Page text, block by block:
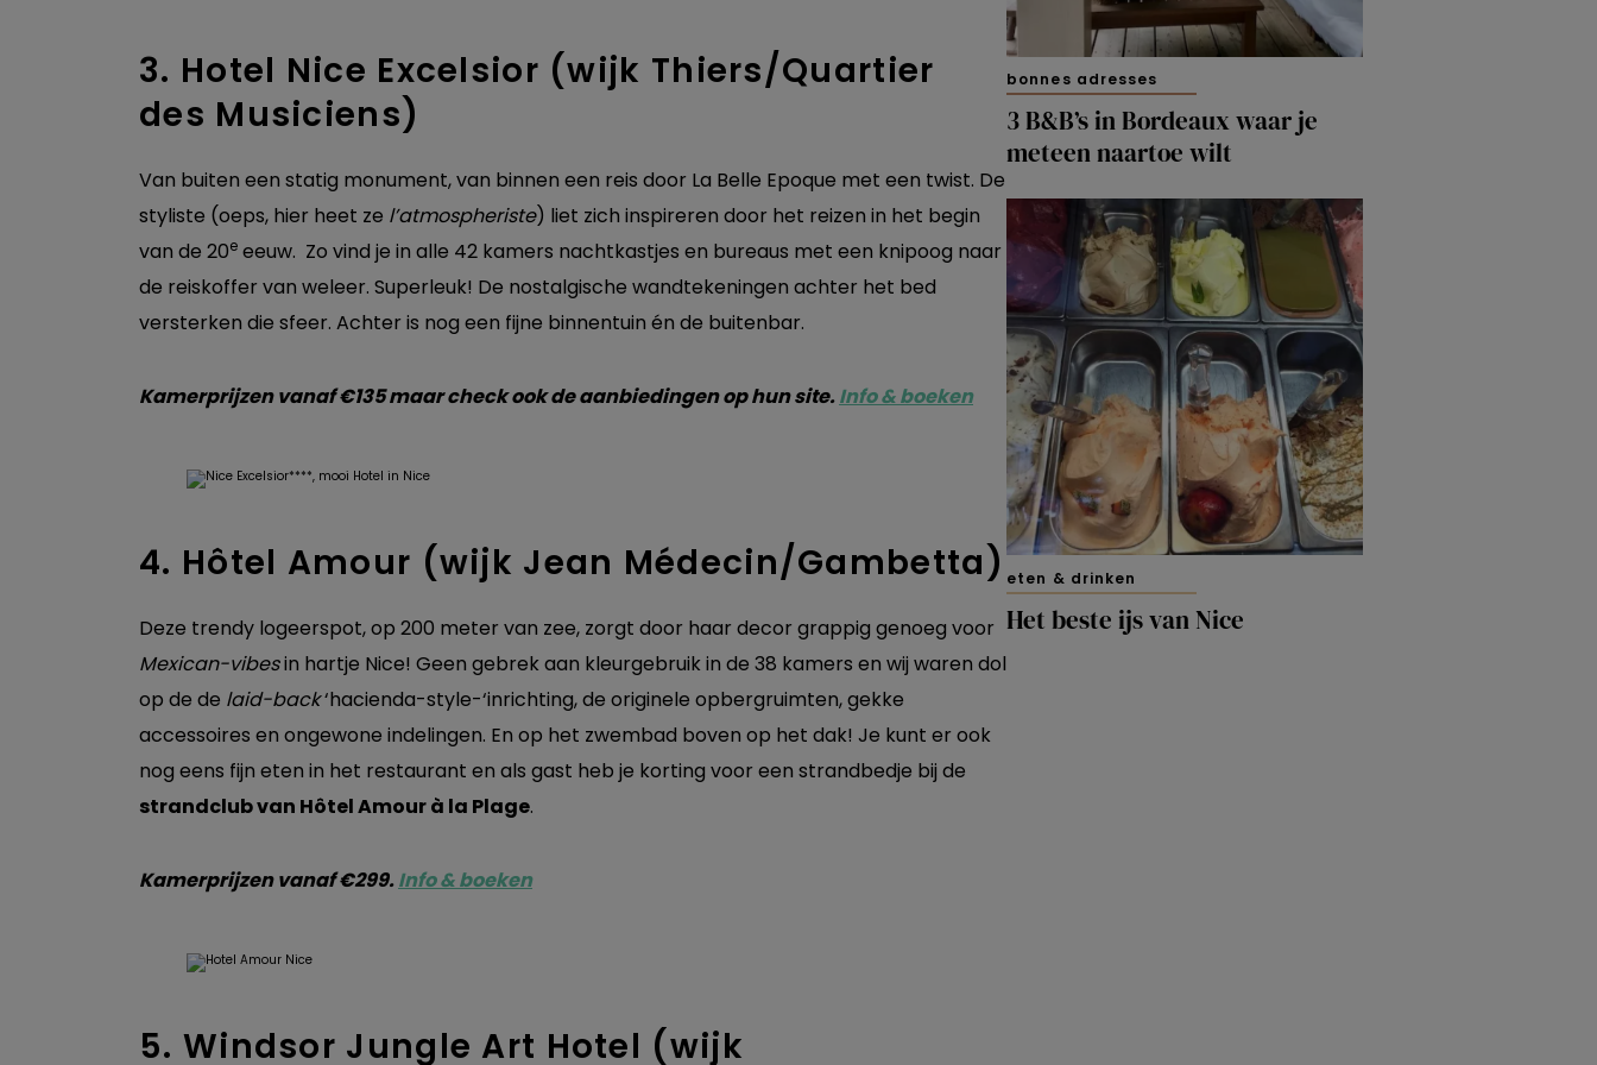
3. Hotel Nice Excelsior (wijk Thiers/Quartier
des Musiciens)
Van buiten een statig monument, van binnen een reis door La Belle Epoque met een twist. De
styliste (oeps, hier heet ze l’atmospheriste) liet zich inspireren door het reizen in het begin
van de 20e eeuw. Zo vind je in alle 42 kamers nachtkastjes en bureaus met een knipoog naar
de reiskoffer van weleer. Superleuk! De nostalgische wandtekeningen achter het bed
versterken die sfeer. Achter is nog een fijne binnentuin én de buitenbar.
Kamerprijzen vanaf €135 maar check ook de aanbiedingen op hun site.Info & boeken
4. Hôtel Amour (wijk Jean Médecin/Gambetta)
Deze trendy logeerspot, op 200 meter van zee, zorgt door haar decor grappig genoeg voor
Mexican-vibesin hartje Nice! Geen gebrek aan kleurgebruik in de 38 kamers en wij waren dol
op de de laid-back‘hacienda-style-‘inrichting, de originele opbergruimten, gekke
accessoires en ongewone indelingen. En op het zwembad boven op het dak! Je kunt er ook
nog eens fijn eten in het restaurant en als gast heb je korting voor een strandbedje bij de
strandclub van Hôtel Amour à la Plage.
Kamerprijzen vanaf €299.Info & boeken
5. Windsor Jungle Art Hotel (wijk
bonnes adresses
3 B&B’s in Bordeaux waar je
meteen naartoe wilt
eten & drinken
Het beste ijs van Nice